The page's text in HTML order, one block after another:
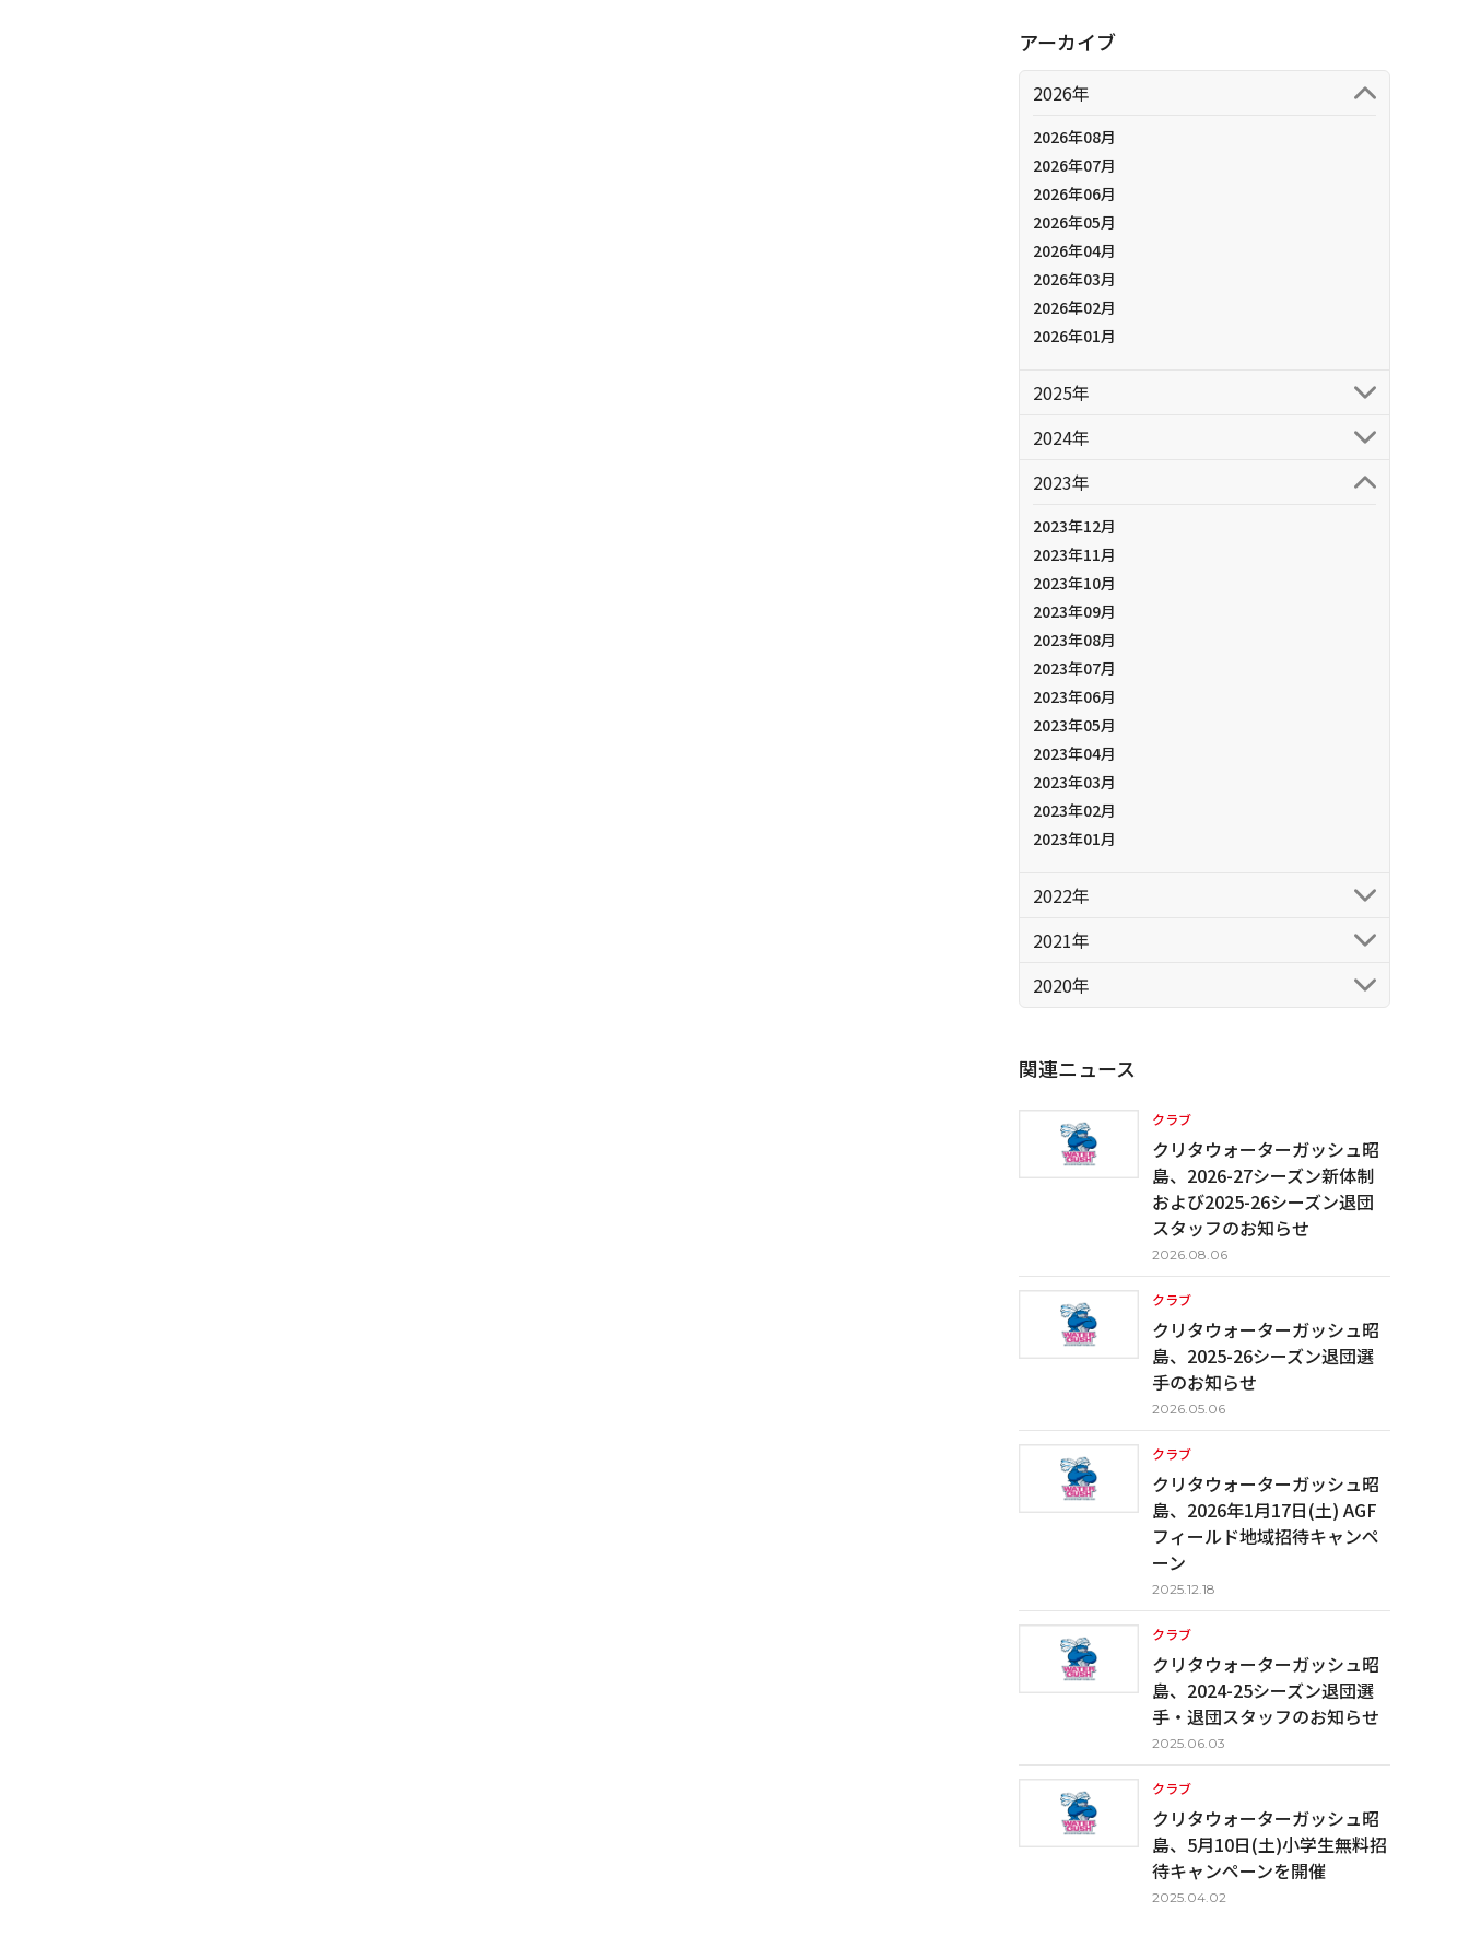
アーカイブ
2026年
2026年08月
2026年07月
2026年06月
2026年05月
2026年04月
2026年03月
2026年02月
2026年01月
2025年
2024年
2023年
2023年12月
2023年11月
2023年10月
2023年09月
2023年08月
2023年07月
2023年06月
2023年05月
2023年04月
2023年03月
2023年02月
2023年01月
2022年
2021年
2020年
関連ニュース
クラブ
クリタウォーターガッシュ昭
島、2026-27シーズン新体制
および2025-26シーズン退団
スタッフのお知らせ
2026.08.06
クラブ
クリタウォーターガッシュ昭
島、2025-26シーズン退団選
手のお知らせ
2026.05.06
クラブ
クリタウォーターガッシュ昭
島、2026年1月17日(土) AGF
フィールド地域招待キャンペ
ーン
2025.12.18
クラブ
クリタウォーターガッシュ昭
島、2024-25シーズン退団選
手・退団スタッフのお知らせ
2025.06.03
クラブ
クリタウォーターガッシュ昭
島、5月10日(土)小学生無料招
待キャンペーンを開催
2025.04.02